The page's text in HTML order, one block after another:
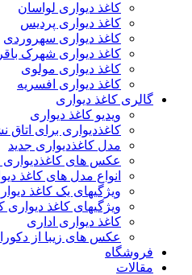
کاغذ دیواری لواسان
کاغذ دیواری پردیس
کاغذ دیواری سهروردی
کاغذ دیواری شهرک
کاغذ دیواری مولوی
کاغذ دیواری افسریه
گالری کاغذ دیواری
ویدیو کاغذ دیواری
کاغذدیواری برای اتاق
مدل کاغذدیواری جدید
عکس های
انواع مدل های کاغذ
ویژگیهای یک کاغذ
ویژگیهای کاغذ دیواری
کاغذ دیواری اداری
عکس های زیبا از
فروشگاه
مقالات